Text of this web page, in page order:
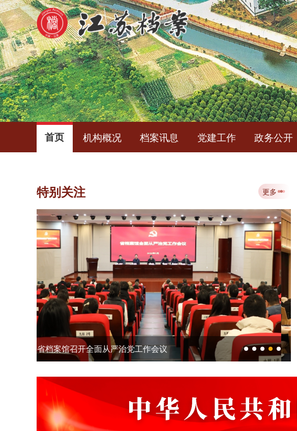
首页 机构概况 档案讯息 党建工作 政务公开
中
特别关注 更多
抢抓机遇 乘势而上 努力实现“十五五”江苏档案工作良好开局——全省档案工作会议在宁召开